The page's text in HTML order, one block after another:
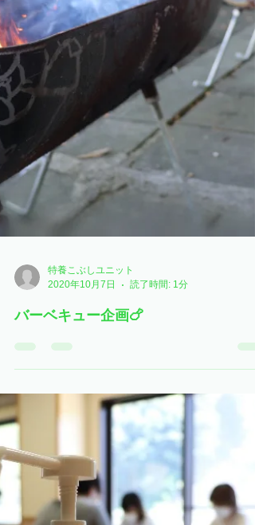
特養こぶしユニット
2020年10月7日
読了時間: 1分
バーベキュー企画🍗